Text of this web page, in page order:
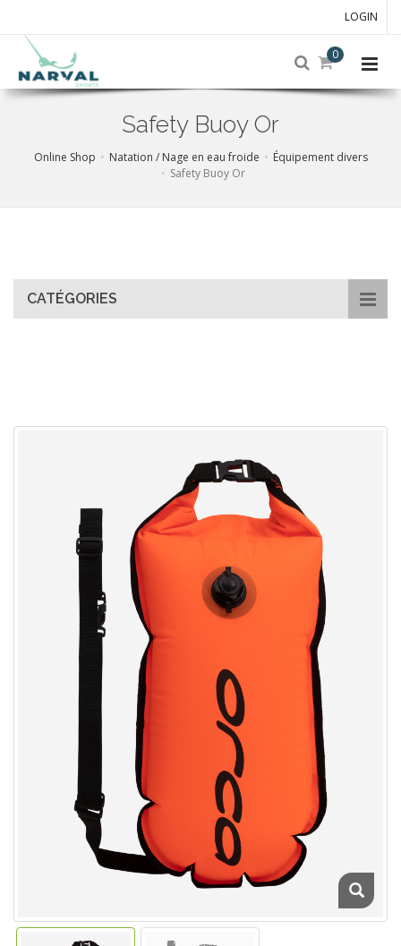
LOGIN
0
Safety Buoy Or
Online Shop Natation / Nage en eau froide
Équipement divers
Safety Buoy Or
CATÉGORIES